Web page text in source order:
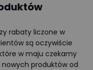
rabaty liczone w
są oczywiście
w maju czekamy
produktów od